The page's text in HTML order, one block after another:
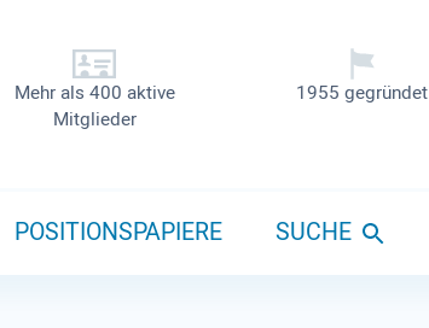
Mehr als 400 aktive
Mitglieder
1955 gegründet
POSITIONSPAPIERE SUCHE